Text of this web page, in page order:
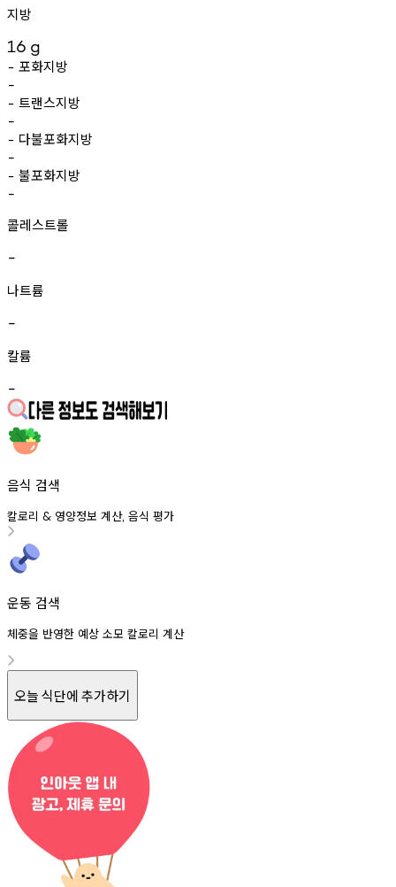
지방
16 g
- 포화지방
-
- 트랜스지방
-
- 다불포화지방
-
- 불포화지방
-
콜레스트롤
-
나트륨
-
칼륨
-
음식 검색
칼로리 & 영양정보 계산, 음식 평가
운동 검색
체중을 반영한 예상 소모 칼로리 계산
오늘 식단에 추가하기